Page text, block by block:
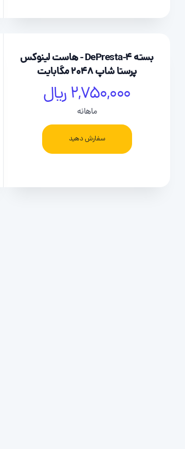
بسته DePresta-4 - هاست لینوکس
پرستا شاپ 2048 مگابایت
2,750,000 ریال
ماهانه
سفارش دهید